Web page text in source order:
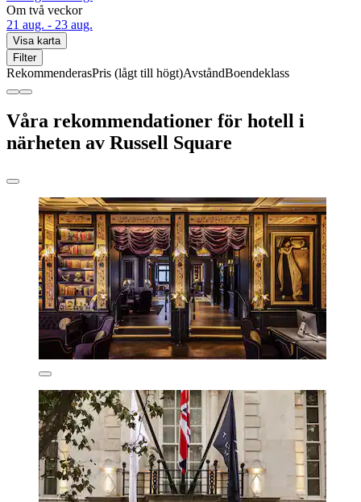
Om två veckor
21 aug. - 23 aug.
Visa karta
Filter
RekommenderasPris (lågt till högt)AvståndBoendeklass
Våra rekommendationer för hotell i
närheten av Russell Square